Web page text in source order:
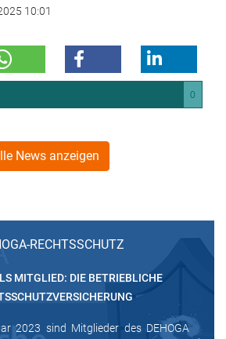
10:01
0
News anzeigen
RECHTSSCHUTZ
MITGLIED: DIE BETRIEBLICHE
2023 sind Mitglieder des DEHOGA